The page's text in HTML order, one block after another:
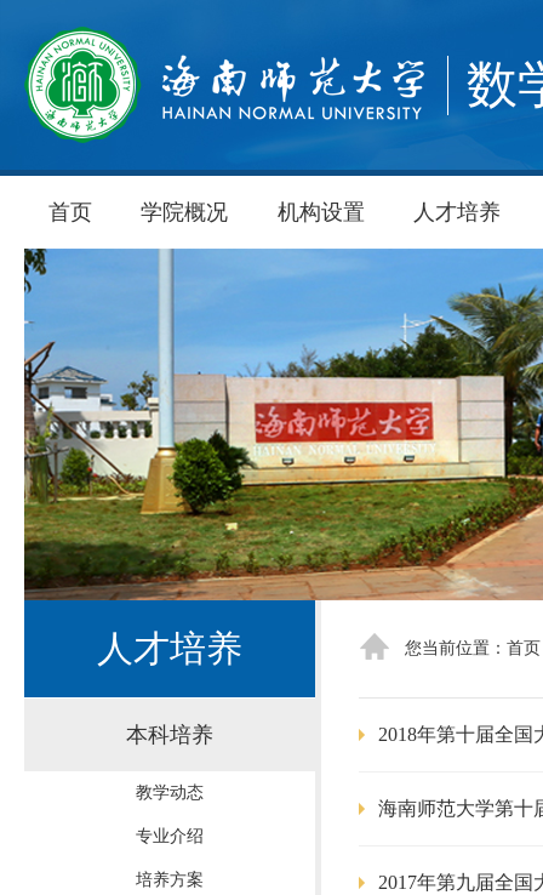
数
首页 学院概况 机构设置
决策机构
教学单位
研究机构
办事与服务机构
人才培养
人才培养
本科培养
教学动态
专业介绍
培养方案
您当前位置： 首页
2018年第十届全
海南师范大学第十
2017年第九届全